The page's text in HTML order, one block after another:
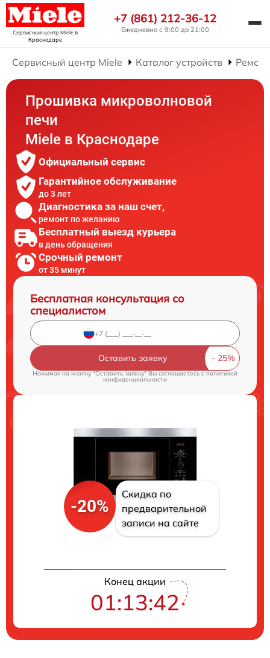
Сервисный центр Mieleв
Краснодаре
+7 (861) 212-36-12
Ежедневно с 9:00 до 21:00
Сервисный центр Miele Каталог устройств
Прошивка микроволновой
печи
Miele в Краснодаре
Официальный сервис
Гарантийное обслуживание
до 3 лет
Диагностика за наш счет,
ремонт по желанию
Бесплатный выезд курьера
в день обращения
Срочный ремонт
от 35 минут
Бесплатная консультация со
специалистом
Оставить заявку
Нажимая на кнопку "Оставить заявку" Вы соглашаетесь cполитикой
конфиденциальности
-20%
Скидка по
предварительной
записи на сайте
Конец акции
01:13:41